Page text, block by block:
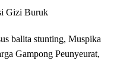
Gizi Buruk
balita stunting, Muspika
Gampong Peunyeurat,